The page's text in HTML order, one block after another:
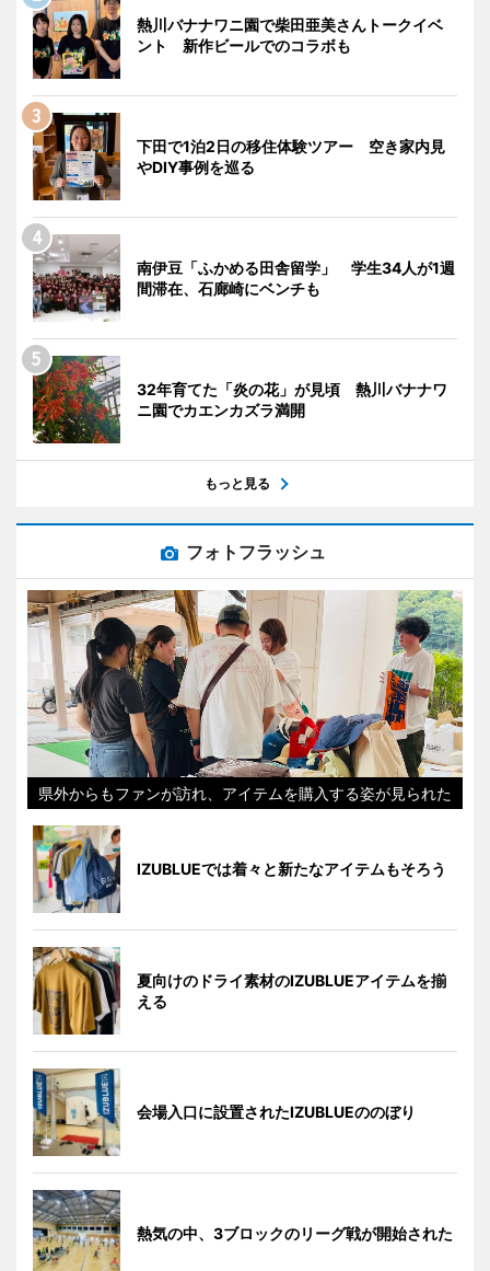
熱川バナナワニ園で柴田亜美さんトークイベ
ント 新作ビールでのコラボも
下田で1泊2日の移住体験ツアー 空き家内見
やDIY事例を巡る
南伊豆「ふかめる田舎留学」 学生34人が1週
間滞在、石廊崎にベンチも
32年育てた「炎の花」が見頃 熱川バナナワ
ニ園でカエンカズラ満開
もっと見る
フォトフラッシュ
県外からもファンが訪れ、アイテムを購入する姿が見られた
IZUBLUEでは着々と新たなアイテムもそろう
夏向けのドライ素材のIZUBLUEアイテムを揃
える
会場入口に設置されたIZUBLUEののぼり
熱気の中、3ブロックのリーグ戦が開始された